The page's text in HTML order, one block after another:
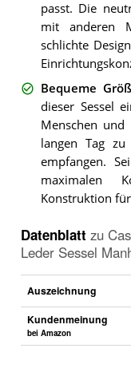
passt. Die
mit anderen
schlichte
Bequeme
dieser Sessel
Menschen
langen Tag
empfangen.
maximalen
Konstruktion
Datenblatt zu
Leder Sessel
Auszeichnung
Kundenmeinung
bei Amazon